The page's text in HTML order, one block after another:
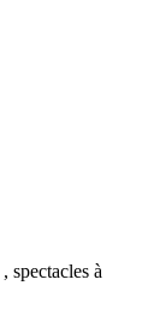
spectacles à